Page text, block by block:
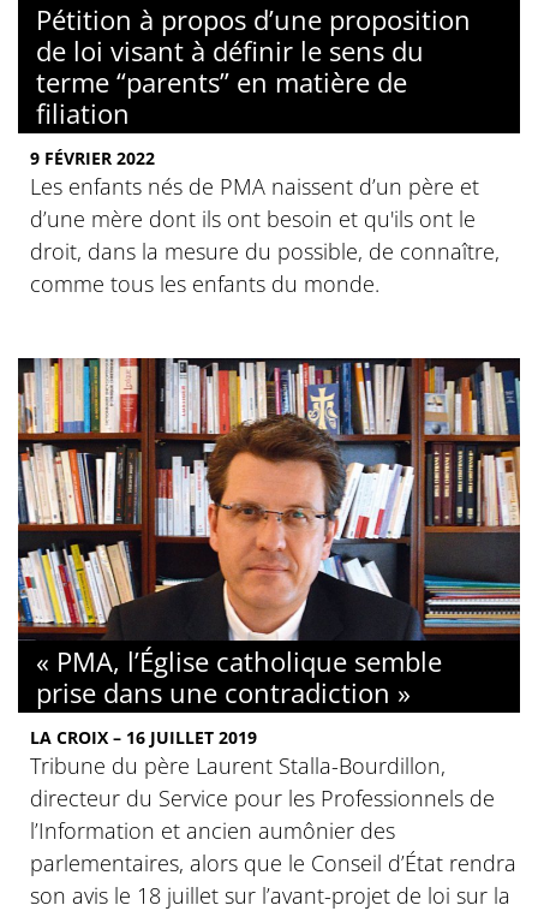
Pétition à propos d’une proposition
de loi visant à définir le sens du
terme “parents” en matière de
filiation
9 FÉVRIER 2022
Les enfants nés de PMA naissent d’un père et
d’une mère dont ils ont besoin et qu'ils ont le
droit, dans la mesure du possible, de connaître,
comme tous les enfants du monde.
« PMA, l’Église catholique semble
prise dans une contradiction »
LA CROIX – 16 JUILLET 2019
Tribune du père Laurent Stalla-Bourdillon,
directeur du Service pour les Professionnels de
l’Information et ancien aumônier des
parlementaires, alors que le Conseil d’État rendra
son avis le 18 juillet sur l’avant-projet de loi sur la